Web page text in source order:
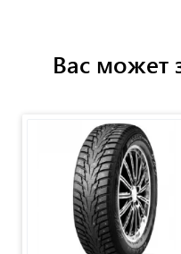
Вас может